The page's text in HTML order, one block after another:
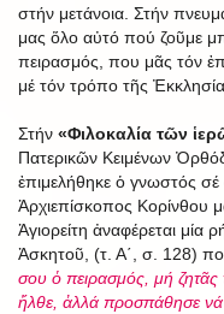
στήν μετάνοια. Στήν
μας ὅλο αὐτό πού ζοῦμε
πειρασμός, που μᾶς τόν
μέ τόν τρόπο τῆς
Στήν «Φιλοκαλία τῶν
Πατερικῶν Κειμένων
ἐπιμελήθηκε ὁ γνωστός
Ἀρχιεπίσκοπος Κορίνθου
Ἁγιορείτη ἀναφέρεται
Ἀσκητοῦ, (τ. Α΄, σ. 128)
σου ὁ πειρασμός, μή ζητᾶς
ἤλθε, ἀλλά προσπάθησε νά